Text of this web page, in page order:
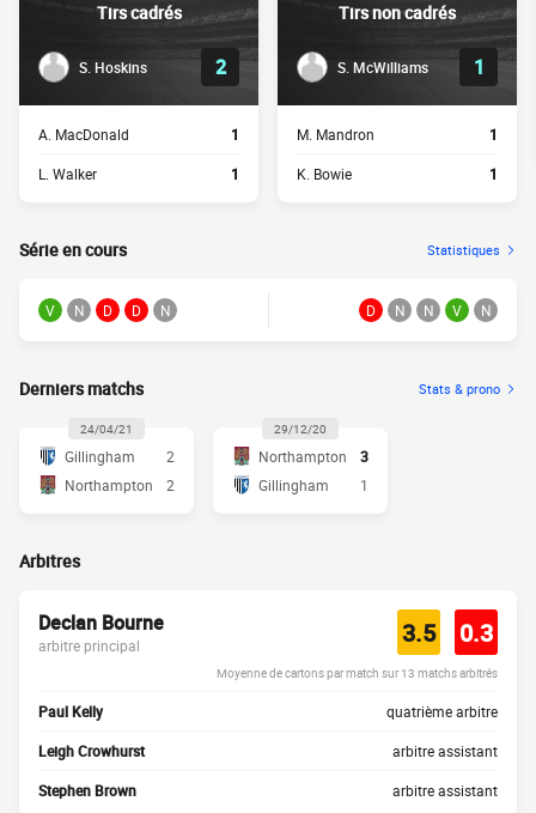
Tirs cadrés
S. Hoskins 2
A. MacDonald 1
L. Walker 1
Tirs non cadrés
S. McWilliams 1
M. Mandron 1
K. Bowie 1
Série en cours Statistiques
V N D D N D N N V N
Derniers matchs Stats & prono
24/04/21
Gillingham
2
Northampton
2
29/12/20
Northampton
3
Gillingham
1
Arbitres
Declan Bourne
arbitre principal 3.5 0.3
Moyenne de cartons par match sur 13 matchs arbitrés
Paul Kelly quatrième arbitre
Leigh Crowhurst arbitre assistant
Stephen Brown arbitre assistant